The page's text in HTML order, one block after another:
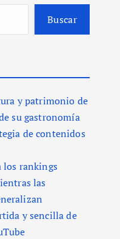
Buscar
y patrimonio de
su gastronomía
de contenidos
los rankings
las
y sencilla de